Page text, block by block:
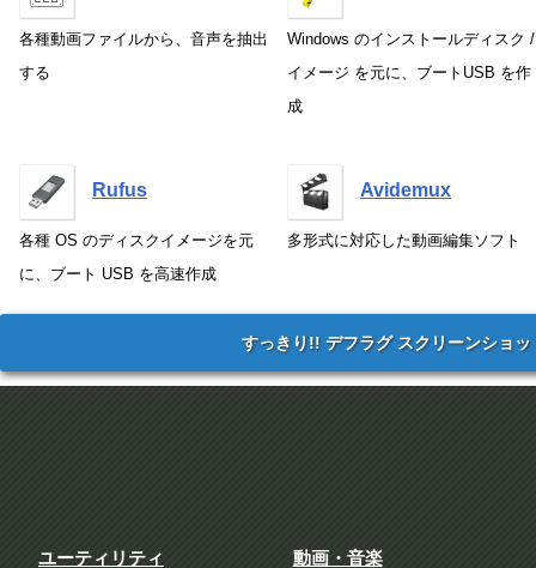
各種動画ファイルから、音声を抽出
する
Windows のインストールディスク /
イメージ を元に、ブートUSB を作
成
Rufus
各種 OS のディスクイメージを元
に、ブート USB を高速作成
Avidemux
多形式に対応した動画編集ソフト
すっきり!! デフラグ スクリーンショッ
ユーティリティ 動画・音楽